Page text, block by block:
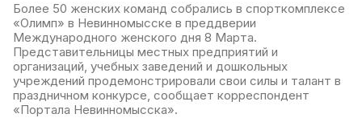
Более 50 женских команд собрались в спорткомплексе
«Олимп» в Невинномысске в преддверии
Международного женского дня 8 Марта.
Представительницы местных предприятий и
организаций, учебных заведений и дошкольных
учреждений продемонстрировали свои силы и талант в
праздничном конкурсе, сообщает корреспондент
«Портала Невинномысска».